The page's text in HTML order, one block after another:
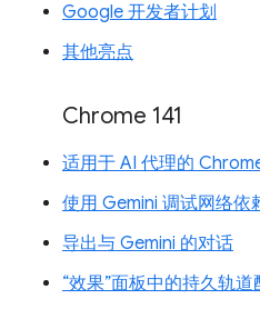
Google 开发者计划
其他亮点
Chrome 141
适用于 AI 代理的
使用 Gemini 调试网络依
导出与 Gemini 的对话
“效果”面板中的持久轨道